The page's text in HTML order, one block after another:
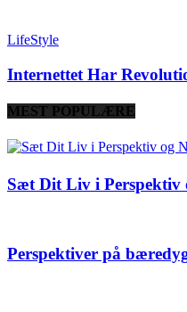
LifeStyle
Internettet Har
MEST POPULÆRE
Sæt Dit Liv i Perspektiv
Perspektiver på